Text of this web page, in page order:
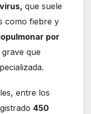
que suele
como fiebre y
por
que
entre los
450